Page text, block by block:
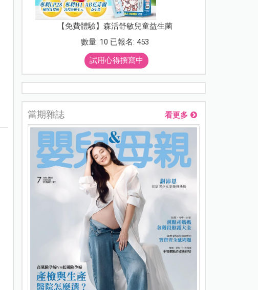
【免費體驗】森活舒敏兒童益生菌
數量: 10 已報名: 453
試用心得撰寫中
當期雜誌 看更多